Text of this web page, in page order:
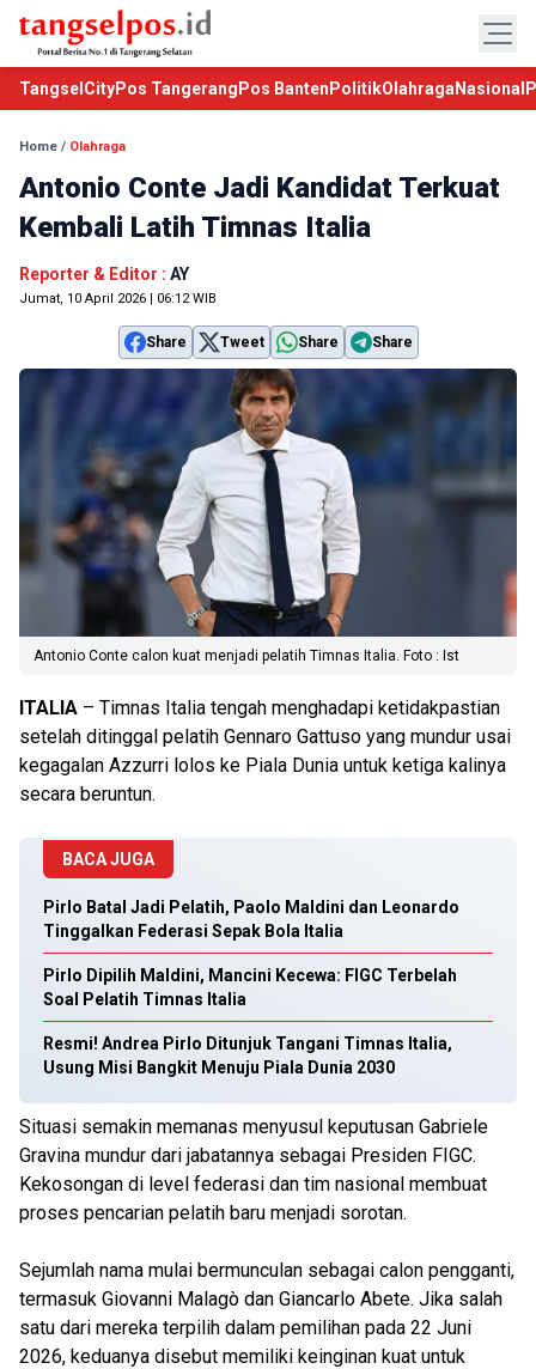
TangselCityPos Tangerang Pos Banten PolitikOlahraga Nasional
Home / Olahraga
Antonio Conte Jadi Kandidat Terkuat
Kembali Latih Timnas Italia
Reporter & Editor : AY
Jumat, 10 April 2026 | 06:12 WIB
Share Tweet Share Share
Antonio Conte calon kuat menjadi pelatih Timnas Italia. Foto : Ist
ITALIA – Timnas Italia tengah menghadapi ketidakpastian
setelah ditinggal pelatih Gennaro Gattuso yang mundur usai
kegagalan Azzurri lolos ke Piala Dunia untuk ketiga kalinya
secara beruntun.
BACA JUGA
Pirlo Batal Jadi Pelatih, Paolo Maldini dan Leonardo
Tinggalkan Federasi Sepak Bola Italia
Pirlo Dipilih Maldini, Mancini Kecewa: FIGC Terbelah
Soal Pelatih Timnas Italia
Resmi! Andrea Pirlo Ditunjuk Tangani Timnas Italia,
Usung Misi Bangkit Menuju Piala Dunia 2030
Situasi semakin memanas menyusul keputusan Gabriele
Gravina mundur dari jabatannya sebagai Presiden FIGC.
Kekosongan di level federasi dan tim nasional membuat
proses pencarian pelatih baru menjadi sorotan.
Sejumlah nama mulai bermunculan sebagai calon pengganti,
termasuk Giovanni Malagò dan Giancarlo Abete. Jika salah
satu dari mereka terpilih dalam pemilihan pada 22 Juni
2026, keduanya disebut memiliki keinginan kuat untuk